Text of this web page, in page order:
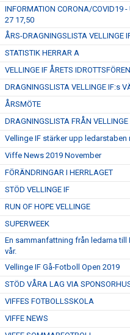
INFORMATION CORONA/COVID19
27 17,50
ÅRS-DRAGNINGSLISTA VELLINGE
STATISTIK HERRAR A
VELLINGE IF ÅRETS
DRAGNINGSLISTA VELLINGE IF:s
ÅRSMÖTE
DRAGNINGSLISTA FRÅN
Vellinge IF stärker upp ledarstaben
Viffe News 2019 November
FÖRÄNDRINGAR I HERRLAGET
STÖD VELLINGE IF
RUN OF HOPE VELLINGE
SUPERWEEK
En sammanfattning från ledarna till
vår.
Vellinge IF Gå-Fotboll Open 2019
STÖD VÅRA LAG VIA
VIFFES FOTBOLLSSKOLA
VIFFE NEWS